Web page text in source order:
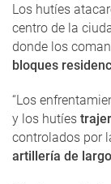
Los hutíes
centro de la
donde los
bloques
“Los
y los hutíes
controlados por
artillería de